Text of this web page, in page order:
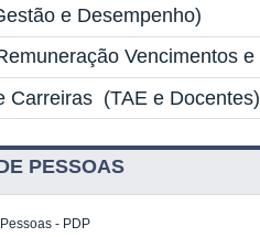
e Desempenho)
Vencimentos
Carreiras (TAE e Docentes)
PESSOAS
- PDP